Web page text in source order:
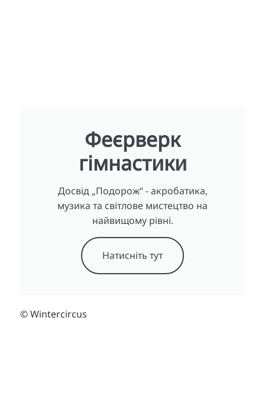
Феєрверк
гімнастики
Досвід „Подорож“ - акробатика,
музика та світлове мистецтво на
найвищому рівні.
Натисніть тут
© Wintercircus